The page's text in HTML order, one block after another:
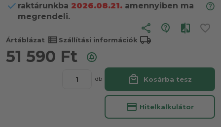
raktárunkba 2026.08.21. amennyiben ma
megrendeli.
share
Ártáblázat view_list Szállítási információk local_shipping
51 590 Ft
db local_mall Kosárba tesz
credit_card Hitelkalkulátor